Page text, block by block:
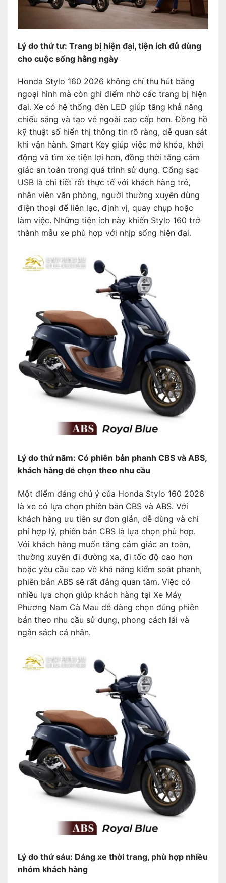
Lý do thứ tư: Trang bị hiện đại, tiện ích đủ dùng
cho cuộc sống hằng ngày
Honda Stylo 160 2026 không chỉ thu hút bằng
ngoại hình mà còn ghi điểm nhờ các trang bị hiện
đại. Xe có hệ thống đèn LED giúp tăng khả năng
chiếu sáng và tạo vẻ ngoài cao cấp hơn. Đồng hồ
kỹ thuật số hiển thị thông tin rõ ràng, dễ quan sát
khi vận hành. Smart Key giúp việc mở khóa, khởi
động và tìm xe tiện lợi hơn, đồng thời tăng cảm
giác an toàn trong quá trình sử dụng. Cổng sạc
USB là chi tiết rất thực tế với khách hàng trẻ,
nhân viên văn phòng, người thường xuyên dùng
điện thoại để liên lạc, định vị, quay chụp hoặc
làm việc. Những tiện ích này khiến Stylo 160 trở
thành mẫu xe phù hợp với nhịp sống hiện đại.
Lý do thứ năm: Có phiên bản phanh CBS và ABS,
khách hàng dễ chọn theo nhu cầu
Một điểm đáng chú ý của Honda Stylo 160 2026
là xe có lựa chọn phiên bản CBS và ABS. Với
khách hàng ưu tiên sự đơn giản, dễ dùng và chi
phí hợp lý, phiên bản CBS là lựa chọn phù hợp.
Với khách hàng muốn tăng cảm giác an toàn,
thường xuyên đi đường xa, đi tốc độ cao hơn
hoặc yêu cầu cao về khả năng kiểm soát phanh,
phiên bản ABS sẽ rất đáng quan tâm. Việc có
nhiều lựa chọn giúp khách hàng tại Xe Máy
Phương Nam Cà Mau dễ dàng chọn đúng phiên
bản theo nhu cầu sử dụng, phong cách lái và
ngân sách cá nhân.
Lý do thứ sáu: Dáng xe thời trang, phù hợp nhiều
nhóm khách hàng